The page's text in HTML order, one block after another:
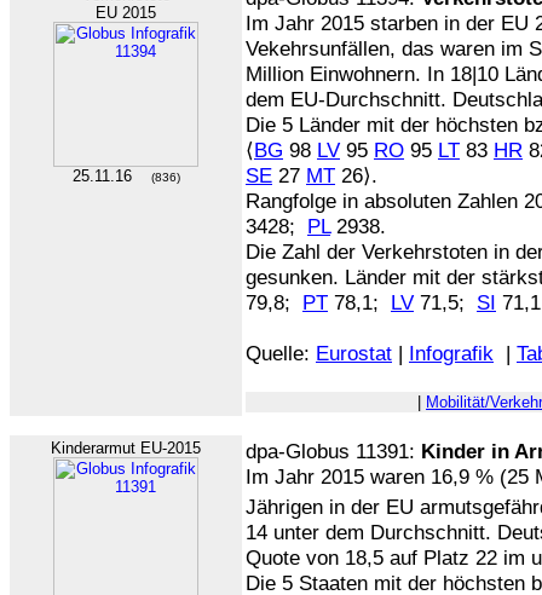
EU 2015
25.11.16 (836)
Im Jahr 2015 starben in der EU
Vekehrsunfällen, das waren im
Million Einwohnern. In 18|10
dem EU-Durchschnitt.
Die 5 Länder mit der höchsten
⟨BG 98 LV 95 RO 95 LT 83 HR
SE 27 MT 26⟩.
Rangfolge in absoluten Zahlen
3428; PL2938.
Die Zahl der Verkehrstoten in
gesunken. Länder mit der
79,8; PT 78,1; LV 71,5; SI
Quelle: Eurostat | Infografik |
Mobilität/Verkehr
Kinderarmut EU-2015 dpa-Globus 11391: Kinder in
Im Jahr 2015 waren 16,9 % (25
Jährigen in der EU
14 unter dem Durchschnitt.
Quote von 18,5 auf Platz 22 im
Die 5 Staaten mit der höchsten